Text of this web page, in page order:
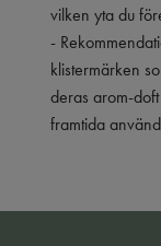
vilken yta du
-
klistermärken
deras arom-
framtida